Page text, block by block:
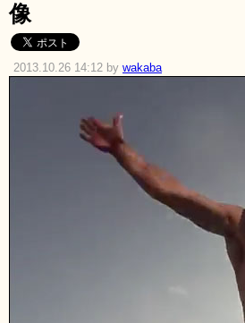
像
2013.10.26 14:12 by wakaba